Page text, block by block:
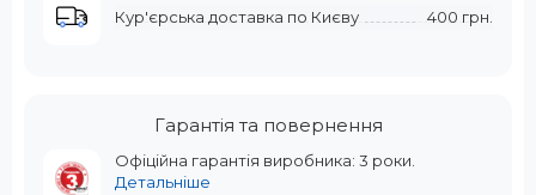
Кур'єрська доставка по Києву 400 грн.
Гарантія та повернення
Офіційна гарантія виробника: 3 роки.
Детальніше